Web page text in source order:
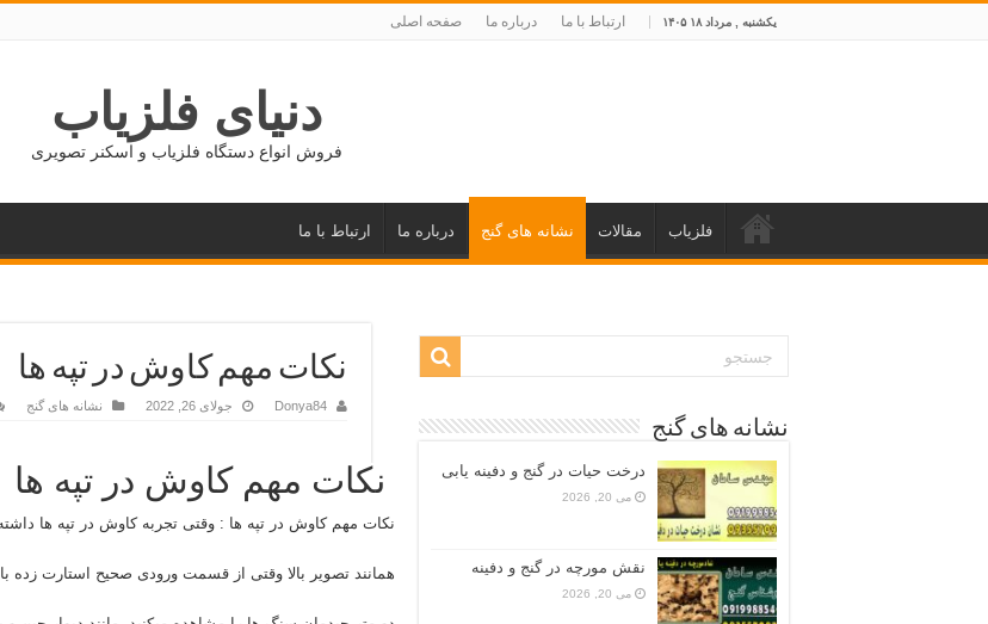
یکشنبه , مرداد ۱۸ ۱۴۰۵ ارتباط با ما درباره ما صفحه اصلی
دنیای فلزیاب
فروش انواع دستگاه فلزیاب و اسکنر تصویری
فلزیاب مقالات نشانه های گنج درباره ما ارتباط با ما
نکات مهم کاوش در تپه ها
Donya84 جولای 26, 2022 نشانه های گنج
نکات مهم کاوش در تپه ها
نکات مهم کاوش در تپه ها : وقتی تجربه کاوش در تپه ها
همانند تصویر بالا وقتی از قسمت ورودی صحیح استارت زده
نشانه های گنج
درخت حیات در گنج و دفینه یابی
می 20, 2026
نقش مورچه در گنج و دفینه
می 20, 2026